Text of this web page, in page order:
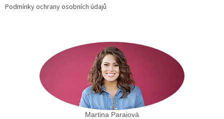
Podmínky ochrany osobních údajů
Martina Paraiová